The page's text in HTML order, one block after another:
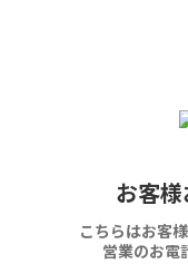
お客
こちらはお客
営業のお電